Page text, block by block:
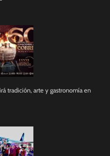
tradición, arte y gastronomía en